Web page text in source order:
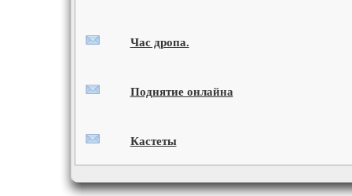
Час дропа.
Поднятие онлайна
Кастеты